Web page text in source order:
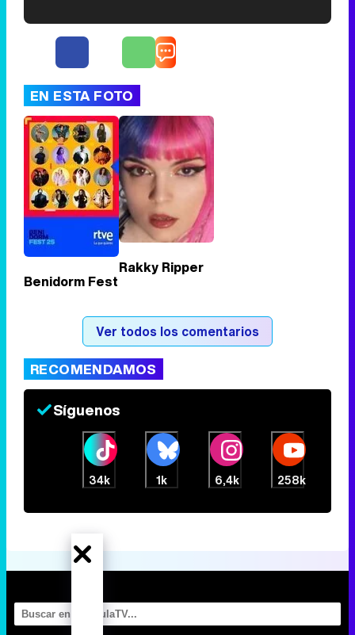
EN ESTA FOTO
Benidorm Fest
Rakky Ripper
Ver todos los comentarios
RECOMENDAMOS
Síguenos
34k 1k 6,4k 258k